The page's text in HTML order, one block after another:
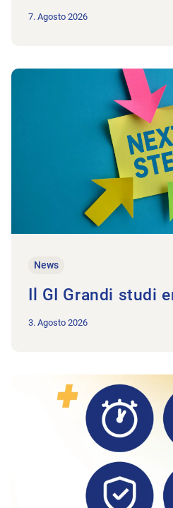
7. Agosto 2026
News
Il GI Grandi studi
3. Agosto 2026
All'articolo Il GI Grandi studi
All'articolo Monitoraggio AINF/